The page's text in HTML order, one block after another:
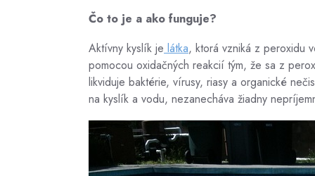
Čo to je a ako funguje?
Aktívny kyslík je látka, ktorá vzniká z peroxidu
pomocou oxidačných reakcií tým, že sa z
likviduje baktérie, vírusy, riasy a organické
na kyslík a vodu, nezanecháva žiadny